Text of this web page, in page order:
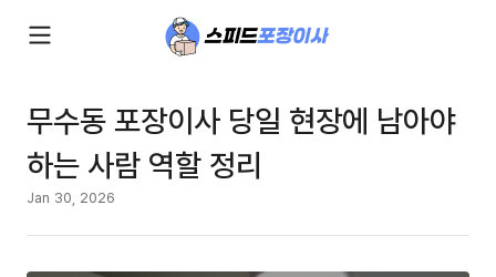
무수동 포장이사 당일 현장에 남아야
하는 사람 역할 정리
Jan 30, 2026